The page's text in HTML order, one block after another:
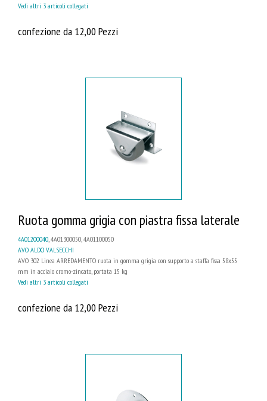
Vedi altri 3 articoli collegati
confezione da 12,00 Pezzi
Ruota gomma grigia con piastra fissa laterale
4A01200040 , 4A01300050, 4A01100050
AVO ALDO VALSECCHI
AVO 302 Linea ARREDAMENTO ruota in gomma grigia con supporto a staffa fissa 58x55
mm in acciaio cromo-zincato, portata 15 kg
Vedi altri 3 articoli collegati
confezione da 12,00 Pezzi